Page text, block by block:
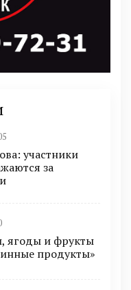
участники
за
ягоды и фрукты
продукты»